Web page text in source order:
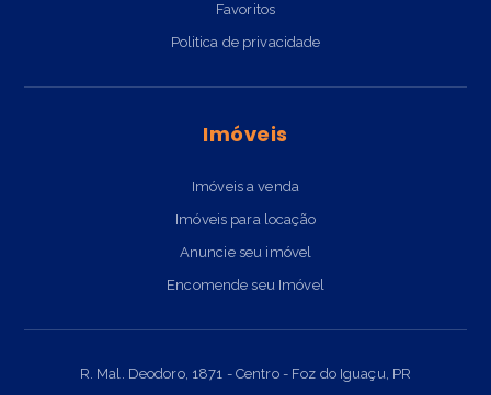
Favoritos
Politica de privacidade
Imóveis
Imóveis a venda
Imóveis para locação
Anuncie seu imóvel
Encomende seu Imóvel
R. Mal. Deodoro, 1871 - Centro - Foz do Iguaçu, PR